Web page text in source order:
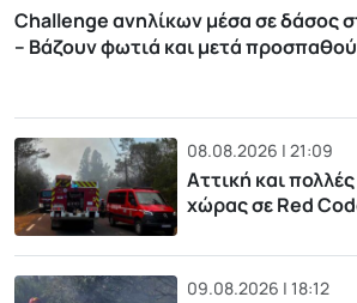
Challenge ανηλίκων μέσα σε δάσος
– Βάζουν φωτιά και μετά
08.08.2026 | 21:09
Αττική και
χώρας σε Red
09.08.2026 | 18:12